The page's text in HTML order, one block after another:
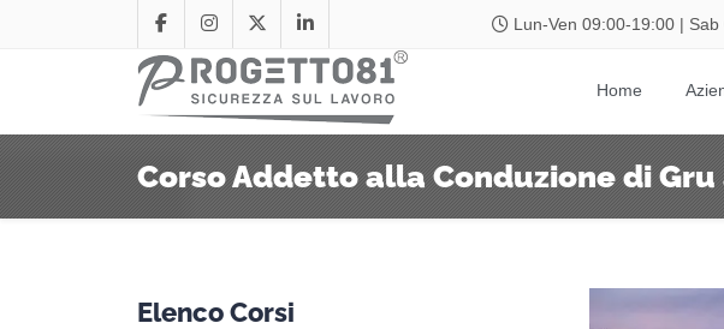
Lun-Ven 09:00-19:00 |
Home
Corso Addetto alla Conduzione di Gru
Elenco Corsi